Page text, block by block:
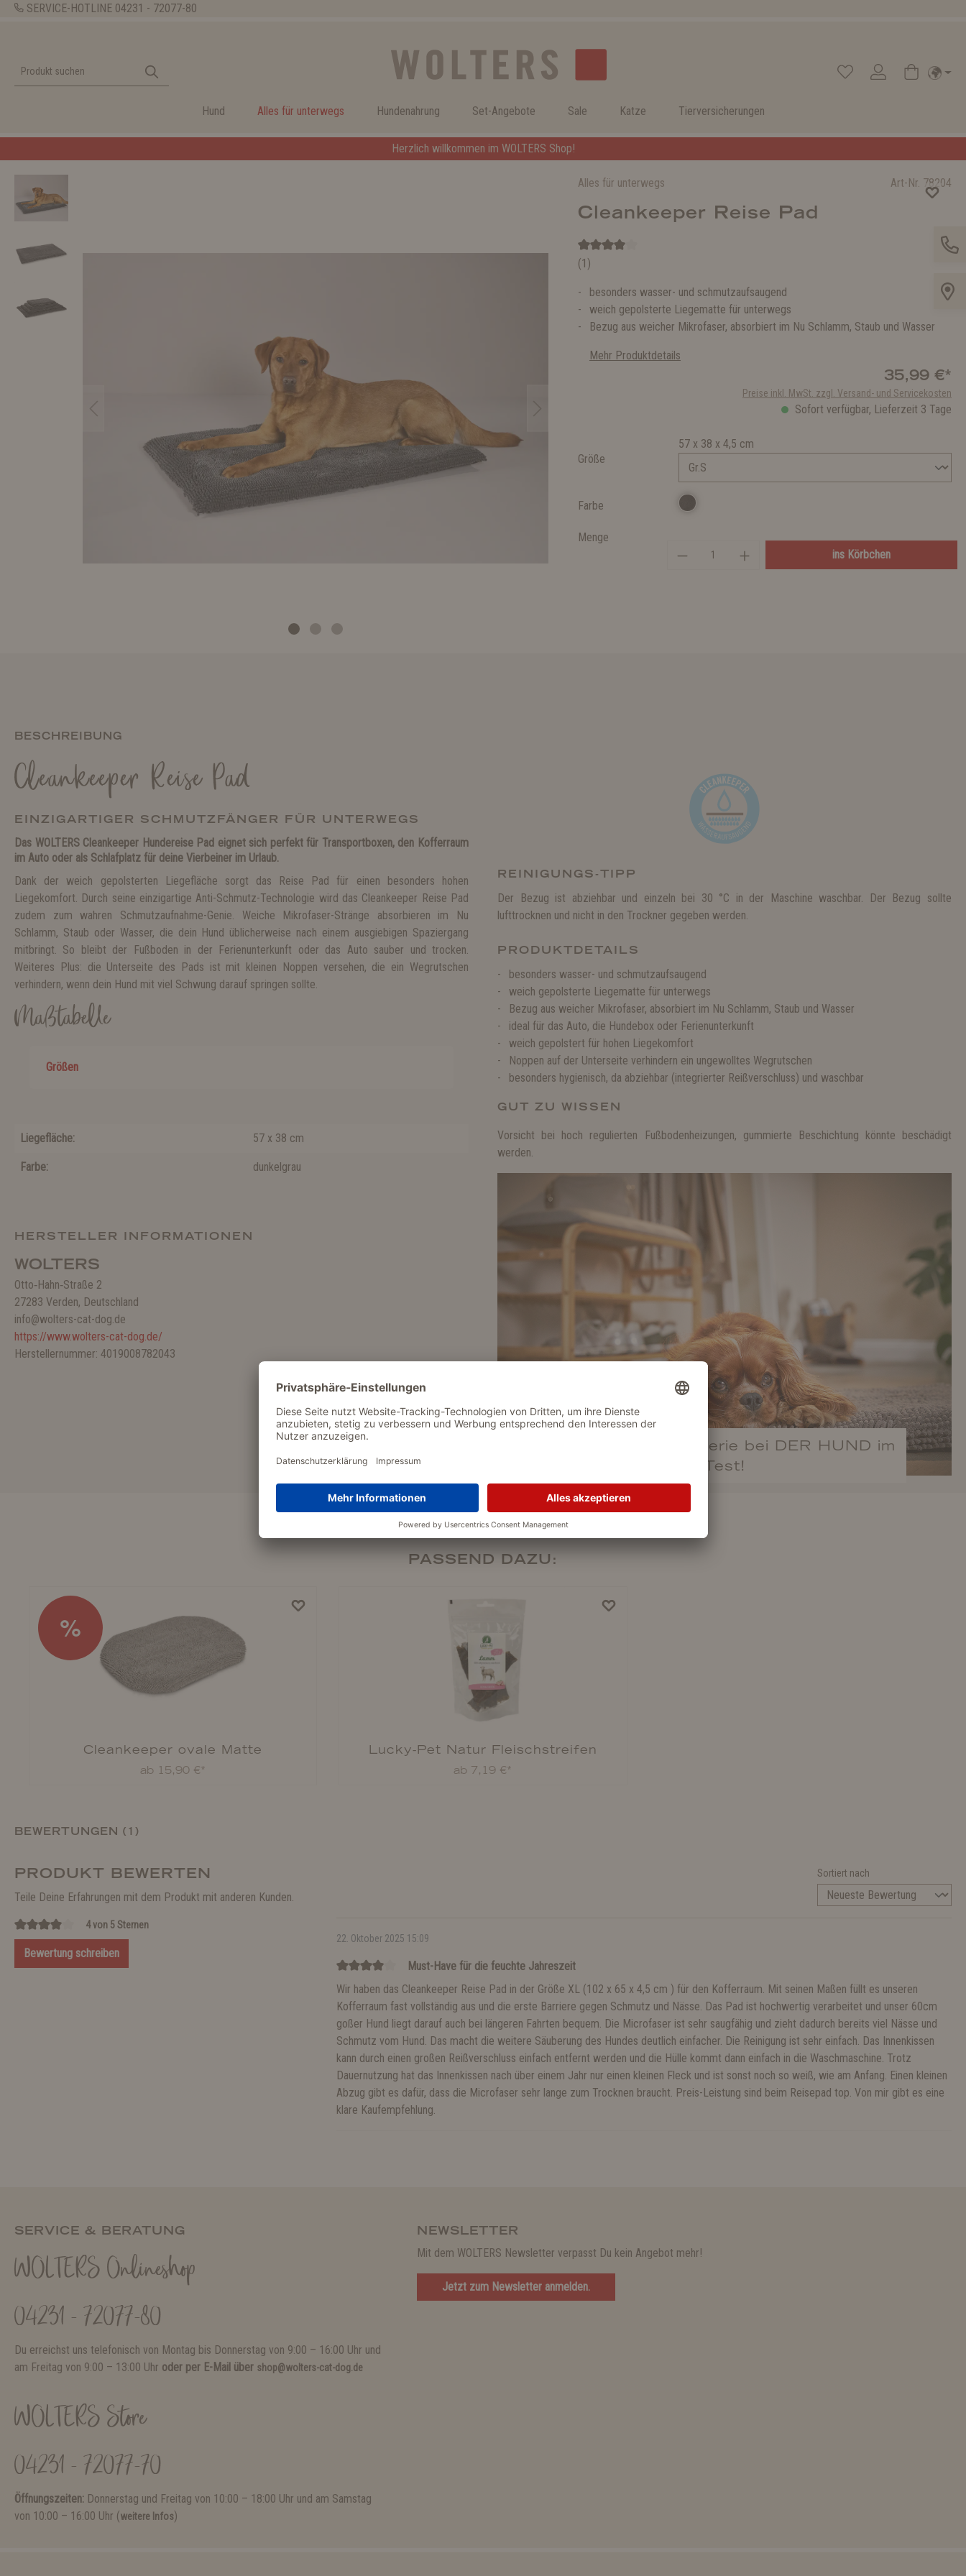
SERVICE-HOTLINE 04231 - 72077-80
Hund Alles für unterwegs Hundenahrung Set-Angebote Sale Katze Tierversicherungen
Herzlich willkommen im WOLTERS Shop!
Alles für unterwegs Art-Nr. 78204
Cleankeeper Reise Pad
(1)
besonders wasser- und schmutzaufsaugend
weich gepolsterte Liegematte für unterwegs
Bezug aus weicher Mikrofaser, absorbiert im Nu Schlamm, Staub und Wasser
Mehr Produktdetails
35,99 €*
Preise inkl. MwSt. zzgl. Versand- und Servicekosten
Sofort verfügbar, Lieferzeit 3 Tage
Größe
57 x 38 x 4,5 cm
Farbe
Menge
ins Körbchen
BESCHREIBUNG
Cleankeeper Reise Pad
EINZIGARTIGER SCHMUTZFÄNGER FÜR UNTERWEGS
Das WOLTERS Cleankeeper Hundereise Pad eignet sich perfekt für Transportboxen, den Kofferraum
im Auto oder als Schlafplatz für deine Vierbeiner im Urlaub.
Dank der weich gepolsterten Liegefläche sorgt das Reise Pad für einen besonders hohen
Liegekomfort. Durch seine einzigartige Anti-Schmutz-Technologie wird das Cleankeeper Reise Pad
zudem zum wahren Schmutzaufnahme-Genie. Weiche Mikrofaser-Stränge absorbieren im Nu
Schlamm, Staub oder Wasser, die dein Hund üblicherweise nach einem ausgiebigen Spaziergang
mitbringt. So bleibt der Fußboden in der Ferienunterkunft oder das Auto sauber und trocken.
Weiteres Plus: die Unterseite des Pads ist mit kleinen Noppen versehen, die ein Wegrutschen
verhindern, wenn dein Hund mit viel Schwung darauf springen sollte.
Maßtabelle
Größen
Liegefläche: 57 x 38 cm
Farbe: dunkelgrau
HERSTELLER INFORMATIONEN
WOLTERS
Otto‑Hahn‑Straße 2
27283 Verden, Deutschland
info@wolters-cat-dog.de
https://www.wolters-cat-dog.de/
Herstellernummer: 4019008782043
REINIGUNGS-TIPP
Der Bezug ist abziehbar und einzeln bei 30 °C in der Maschine waschbar. Der Bezug sollte
lufttrocknen und nicht in den Trockner gegeben werden.
PRODUKTDETAILS
besonders wasser- und schmutzaufsaugend
weich gepolsterte Liegematte für unterwegs
Bezug aus weicher Mikrofaser, absorbiert im Nu Schlamm, Staub und Wasser
ideal für das Auto, die Hundebox oder Ferienunterkunft
weich gepolstert für hohen Liegekomfort
Noppen auf der Unterseite verhindern ein ungewolltes Wegrutschen
besonders hygienisch, da abziehbar (integrierter Reißverschluss) und waschbar
GUT ZU WISSEN
Vorsicht bei hoch regulierten Fußbodenheizungen, gummierte Beschichtung könnte beschädigt
werden.
Die Cleankeeper Serie bei DER HUND im
Test!
PASSEND DAZU:
%
Cleankeeper ovale Matte
ab 15,90 €*
Lucky-Pet Natur Fleischstreifen
ab 7,19 €*
BEWERTUNGEN (1)
PRODUKT BEWERTEN
Teile Deine Erfahrungen mit dem Produkt mit anderen Kunden.
4 von 5 Sternen
Bewertung schreiben
Sortiert nach
22. Oktober 2025 15:09
Must-Have für die feuchte Jahreszeit
Wir haben das Cleankeeper Reise Pad in der Größe XL (102 x 65 x 4,5 cm ) für den Kofferraum. Mit seinen Maßen füllt es unseren
Kofferraum fast vollständig aus und die erste Barriere gegen Schmutz und Nässe. Das Pad ist hochwertig verarbeitet und unser 60cm
goßer Hund liegt darauf auch bei längeren Fahrten bequem. Die Microfaser ist sehr saugfähig und zieht dadurch bereits viel Nässe und
Schmutz vom Hund. Das macht die weitere Säuberung des Hundes deutlich einfacher. Die Reinigung ist sehr einfach. Das Innenkissen
kann durch einen großen Reißverschluss einfach entfernt werden und die Hülle kommt dann einfach in die Waschmaschine. Trotz
Dauernutzung hat das Innenkissen nach über einem Jahr nur einen kleinen Fleck und ist sonst noch so weiß, wie am Anfang. Einen kleinen
Abzug gibt es dafür, dass die Microfaser sehr lange zum Trocknen braucht. Preis-Leistung sind beim Reisepad top. Von mir gibt es eine
klare Kaufempfehlung.
SERVICE & BERATUNG
WOLTERS Onlineshop
04231 - 72077-80
Du erreichst uns telefonisch von Montag bis Donnerstag von 9:00 – 16:00 Uhr und
am Freitag von 9:00 – 13:00 Uhr oder per E-Mail über shop@wolters-cat-dog.de
WOLTERS Store
04231 - 72077-70
Öffnungszeiten: Donnerstag und Freitag von 10:00 – 18:00 Uhr und am Samstag
von 10:00 – 16:00 Uhr (weitere Infos)
NEWSLETTER
Mit dem WOLTERS Newsletter verpasst Du kein Angebot mehr!
Jetzt zum Newsletter anmelden.